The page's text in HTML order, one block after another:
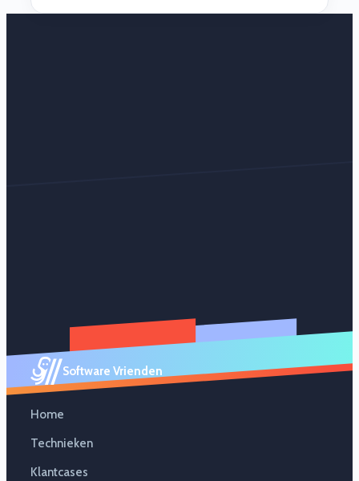
Software Vrienden
Home
Technieken
Klantcases